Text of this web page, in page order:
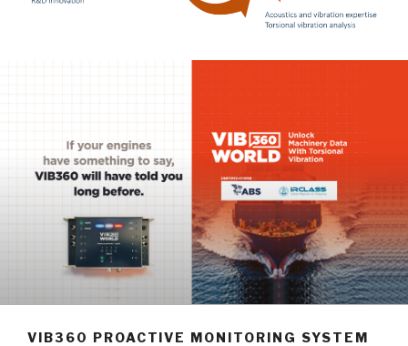
VIB360 PROACTIVE MONITORING SYSTEM